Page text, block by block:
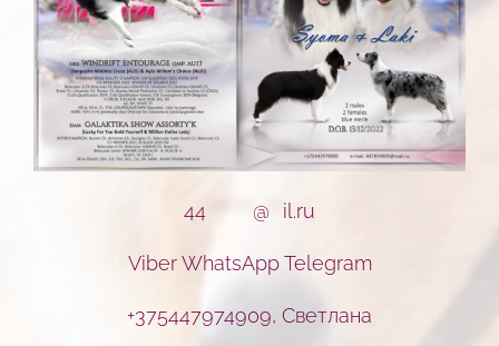
44 @ il.ru
Viber WhatsApp Telegram
+375447974909, Светлана